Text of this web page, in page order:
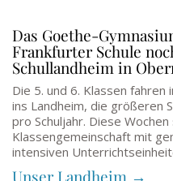
Das Goethe-
Frankfurter Schule
Schullandheim in
Die 5. und 6. Klassen
ins Landheim, die größeren
pro Schuljahr. Diese
Klassengemeinschaft mit
intensiven
Unser Landheim →